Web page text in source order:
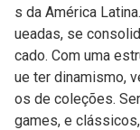
s da América
ueadas, se
cado. Com uma
ue ter dinamismo,
os de coleções.
games, e